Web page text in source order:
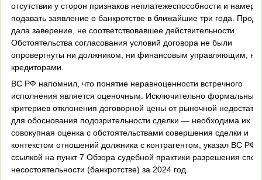
отсутствии у сторон признаков неплатежеспособности и
подавать заявление о банкротстве в ближайшие три года.
дала заверение, не соответствовавшее действительности.
Обстоятельства согласования условий договора не были
опровергнуты ни должником, ни финансовым управляющим, ни
кредиторами.
ВС РФ напомнил, что понятие неравноценности встречного
исполнения является оценочным. Исключительно формальных
критериев отклонения договорной цены от рыночной
для обоснования подозрительности сделки — необходима их
совокупная оценка с обстоятельствами совершения сделки и
контекстом отношений должника с контрагентом, указал ВС РФ
ссылкой на пункт 7 Обзора судебной практики разрешения
несостоятельности (банкротстве) за 2024 год.